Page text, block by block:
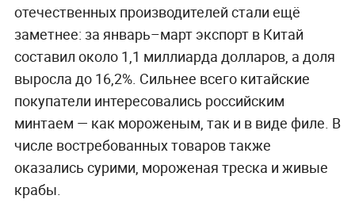
отечественных производителей стали ещё
заметнее: за январь–март экспорт в Китай
составил около 1,1 миллиарда долларов, а доля
выросла до 16,2%. Сильнее всего китайские
покупатели интересовались российским
минтаем — как мороженым, так и в виде филе. В
числе востребованных товаров также
оказались сурими, мороженая треска и живые
крабы.